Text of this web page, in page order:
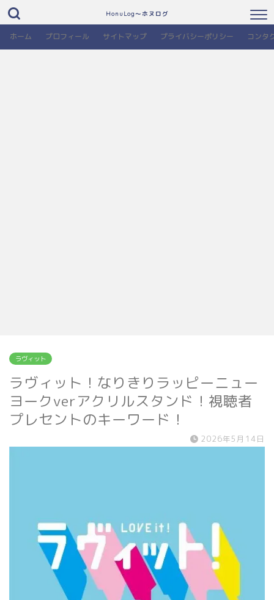
HonuLog～ホヌログ
ホーム プロフィール サイトマップ プライバシーポリシー コンタ
ラヴィット
ラヴィット！なりきりラッピーニュー
ヨークverアクリルスタンド！視聴者
プレセントのキーワード！
2026年5月14日